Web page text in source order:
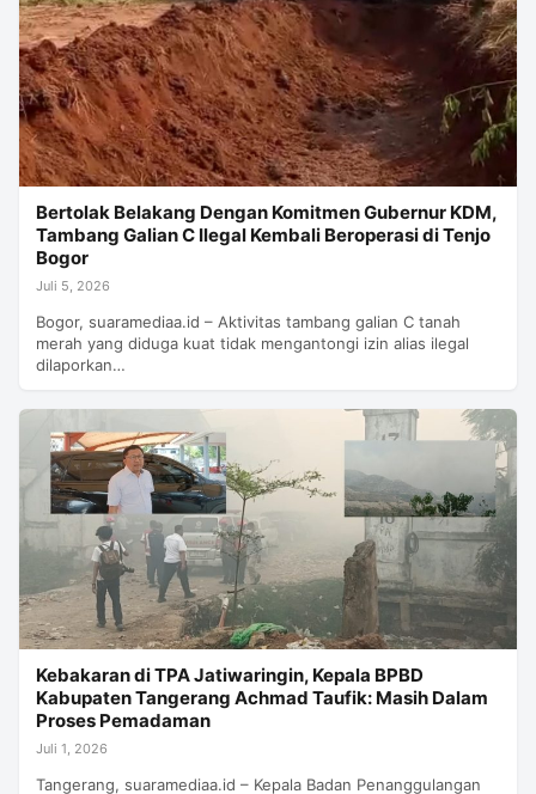
‎Bertolak Belakang Dengan Komitmen Gubernur KDM,
Tambang Galian C Ilegal Kembali Beroperasi di Tenjo
Bogor
Juli 5, 2026
‎Bogor, suaramediaa.id – Aktivitas tambang galian C tanah
merah yang diduga kuat tidak mengantongi izin alias ilegal
dilaporkan…
Kebakaran di TPA Jatiwaringin, Kepala BPBD
Kabupaten Tangerang Achmad Taufik: Masih Dalam
Proses Pemadaman
Juli 1, 2026
Tangerang, suaramediaa.id – Kepala Badan Penanggulangan